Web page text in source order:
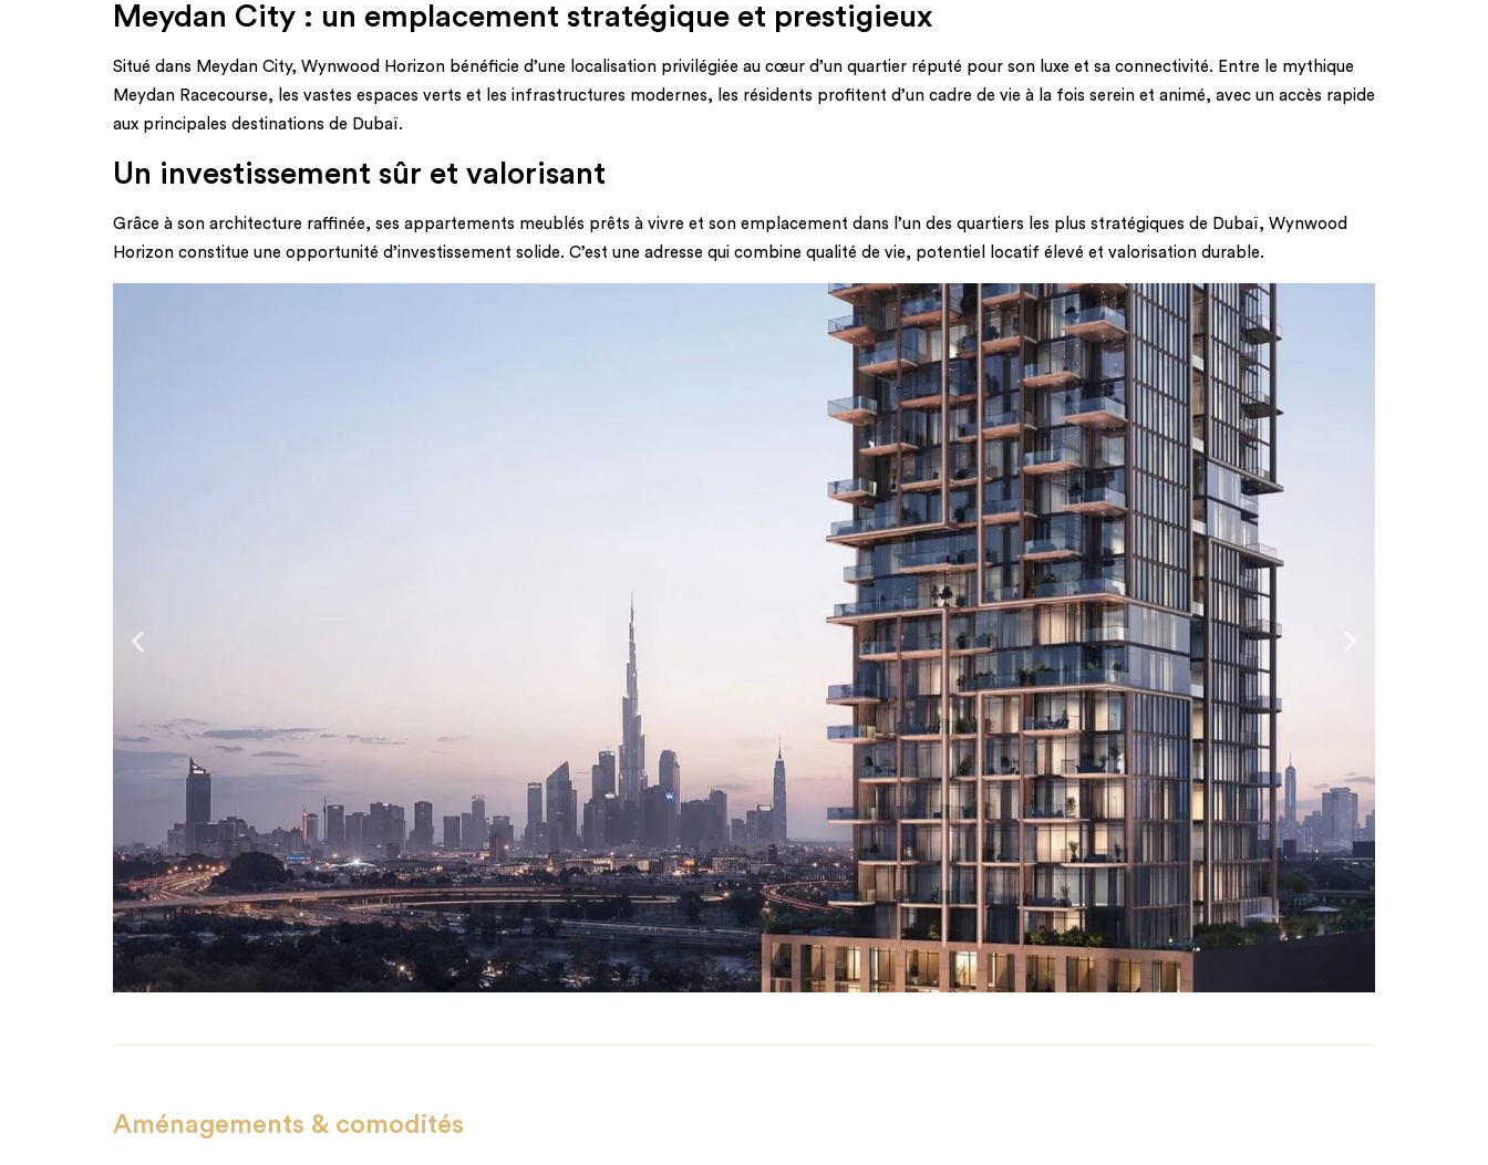
Meydan City : un emplacement stratégique et prestigieux
Situé dans Meydan City, Wynwood Horizon bénéficie d’une localisation privilégiée au cœur d’un quartier réputé pour son luxe et sa connectivité. Entre le mythique
Meydan Racecourse, les vastes espaces verts et les infrastructures modernes, les résidents profitent d’un cadre de vie à la fois serein et animé, avec un accès rapide
aux principales destinations de Dubaï.
Un investissement sûr et valorisant
Grâce à son architecture raffinée, ses appartements meublés prêts à vivre et son emplacement dans l’un des quartiers les plus stratégiques de Dubaï, Wynwood
Horizon constitue une opportunité d’investissement solide. C’est une adresse qui combine qualité de vie, potentiel locatif élevé et valorisation durable.
Aménagements & comodités